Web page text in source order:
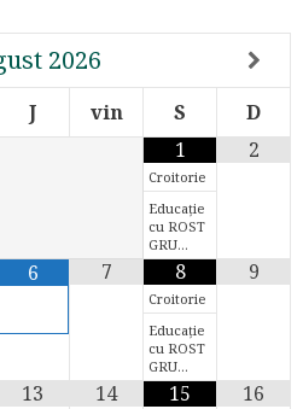
2026
J vin S
D
1
Croitorie
Educație
cu ROST
GRU…
2
6 7 8
Croitorie
Educație
cu ROST
GRU…
9
13 14 15 16